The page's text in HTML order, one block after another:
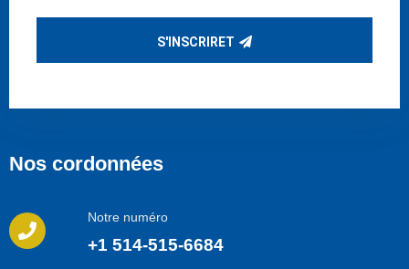
S'INSCRIRET
Nos cordonnées
Notre numéro
+1 514-515-6684